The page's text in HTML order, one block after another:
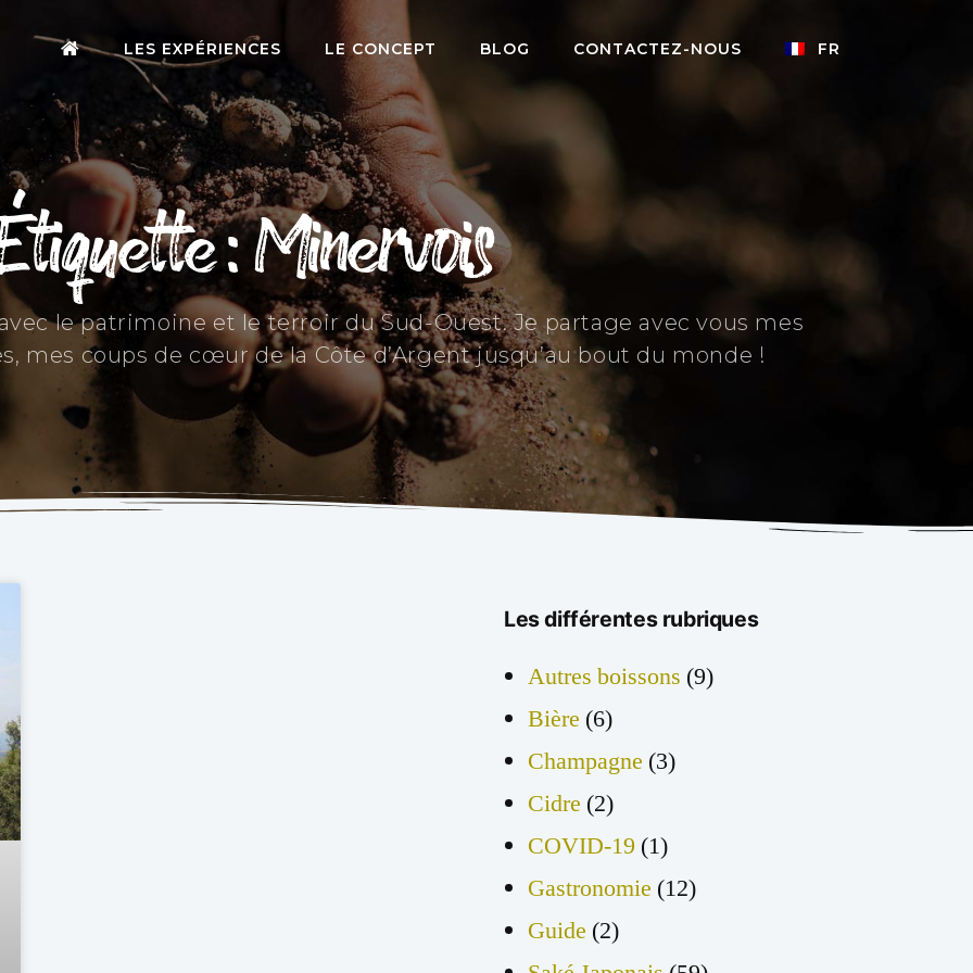
LES EXPÉRIENCES LE CONCEPT BLOG CONTACTEZ-NOUS FR
: Minervois
le patrimoine et le terroir du Sud-Ouest. Je partage avec vous mes
mes coups de cœur de la Côte d’Argent jusqu’au bout du monde !
Les différentes rubriques
Autres boissons (9)
Bière (6)
Champagne (3)
Cidre (2)
COVID-19 (1)
Gastronomie (12)
Guide (2)